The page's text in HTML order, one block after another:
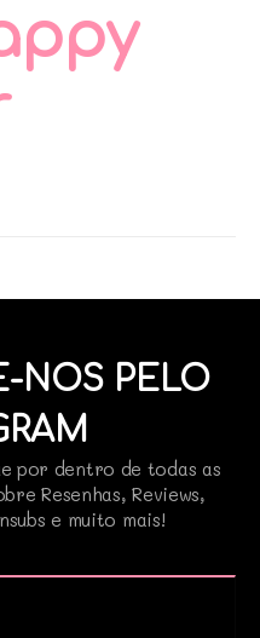
NOS PELO
por dentro de todas as
Resenhas, Reviews,
e muito mais!